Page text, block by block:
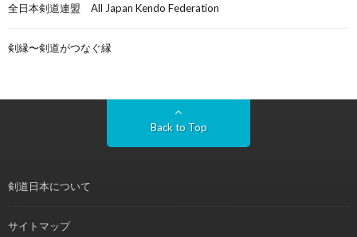
全日本剣道連盟 All Japan Kendo Federation
剣縁〜剣道がつなぐ縁
Back to Top
剣道日本について
サイトマップ